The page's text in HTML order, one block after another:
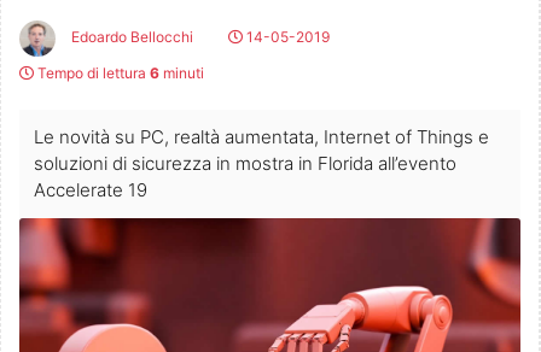
Edoardo Bellocchi
14-05-2019
Tempo di lettura 6 minuti
Le novità su PC, realtà aumentata, Internet of Things e
soluzioni di sicurezza in mostra in Florida all’evento
Accelerate 19